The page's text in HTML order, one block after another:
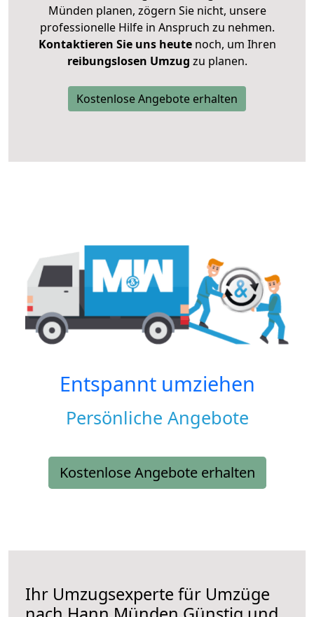
Münden planen, zögern Sie nicht, unsere
professionelle Hilfe in Anspruch zu nehmen.
Kontaktieren Sie uns heutenoch, um Ihren
reibungslosen Umzug zu planen.
Kostenlose Angebote erhalten
Entspannt umziehen
Persönliche Angebote
Kostenlose Angebote erhalten
Ihr Umzugsexperte für Umzüge